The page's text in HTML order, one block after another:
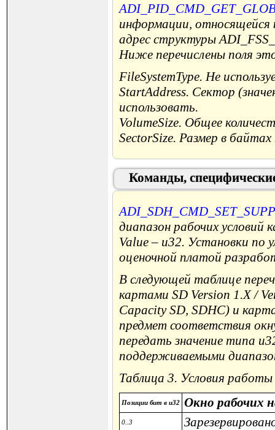
информации, относящейся
адрес структуры
Ниже перечислены поля
FileSystemType. Не
StartAddress. Сектор
использовать.
VolumeSize. Общее
SectorSize. Размер в
Команды,
диапазон рабочих
Value – u32. Установки по
оценочной платой
В следующей таблице
картами SD Version 1.X /
Capacity SD, SDHC) и
предмет соответствия
передать значение типа
поддерживаемыми
Таблица 3. Условия
Позиции бит в u32 Окно рабочих
0..3